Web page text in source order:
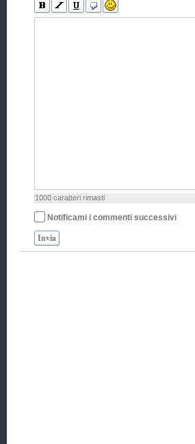
1000 caratteri rimasti
Notificami i commenti successivi
Invia